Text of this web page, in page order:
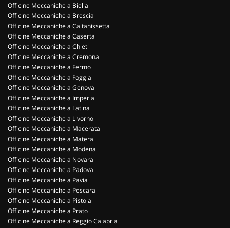
Officine Meccaniche a Biella
Officine Meccaniche a Brescia
Officine Meccaniche a Caltanissetta
Officine Meccaniche a Caserta
Officine Meccaniche a Chieti
Officine Meccaniche a Cremona
Officine Meccaniche a Fermo
Officine Meccaniche a Foggia
Officine Meccaniche a Genova
Officine Meccaniche a Imperia
Officine Meccaniche a Latina
Officine Meccaniche a Livorno
Officine Meccaniche a Macerata
Officine Meccaniche a Matera
Officine Meccaniche a Modena
Officine Meccaniche a Novara
Officine Meccaniche a Padova
Officine Meccaniche a Pavia
Officine Meccaniche a Pescara
Officine Meccaniche a Pistoia
Officine Meccaniche a Prato
Officine Meccaniche a Reggio Calabria